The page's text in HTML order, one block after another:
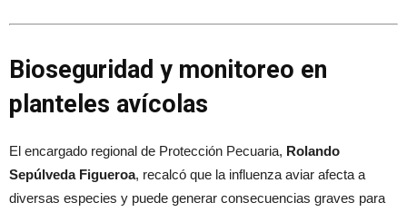
Bioseguridad y monitoreo en
planteles avícolas
El encargado regional de Protección Pecuaria, Rolando
Sepúlveda Figueroa, recalcó que la influenza aviar afecta a
diversas especies y puede generar consecuencias graves para